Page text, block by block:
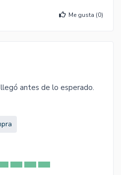
Me gusta (0)
antes de lo esperado.